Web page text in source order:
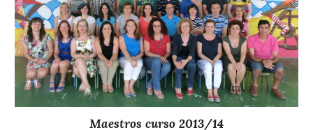
Maestros curso 2013/14